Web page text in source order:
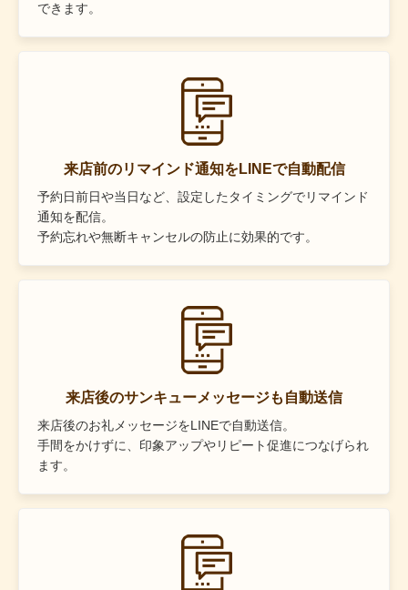
できます。
来店前のリマインド通知をLINEで自動配信
予約日前日や当日など、設定したタイミングでリマインド
通知を配信。
予約忘れや無断キャンセルの防止に効果的です。
来店後のサンキューメッセージも自動送信
来店後のお礼メッセージをLINEで自動送信。
手間をかけずに、印象アップやリピート促進につなげられ
ます。